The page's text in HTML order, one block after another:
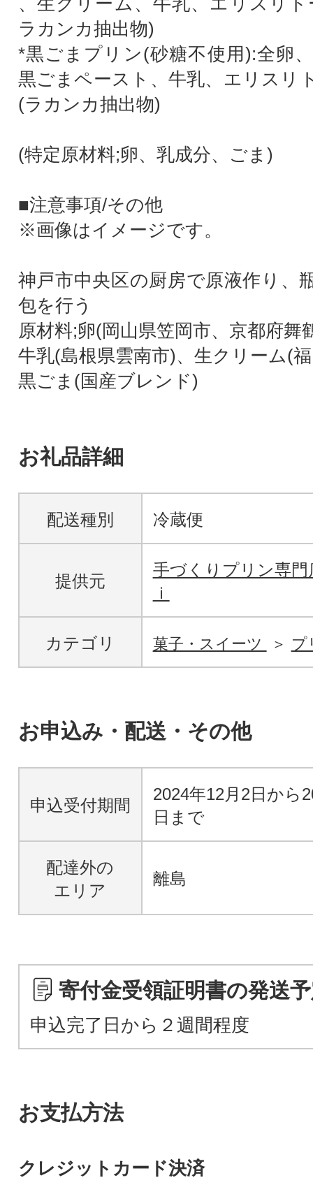
ラカンカ抽出物)
*黒ごまプリン(砂糖不使用):全卵
黒ごまペースト、牛乳、エリスリ
(ラカンカ抽出物)
(特定原材料;卵、乳成分、ごま)
■注意事項/その他
※画像はイメージです。
神戸市中央区の厨房で原液作り、
包を行う
原材料;卵(岡山県笠岡市、京都府舞
牛乳(島根県雲南市)、生クリーム(
黒ごま(国産ブレンド)
お礼品詳細
配送種別 冷蔵便
提供元
手づくりプリン専門
ｉ
カテゴリ 菓子・スイーツ プ
お申込み・配送・その他
申込受付期間
2024年12月2日から
日まで
配達外の
エリア
離島
寄付金受領証明書の発送
申込完了日から２週間程度
お支払方法
クレジットカード決済